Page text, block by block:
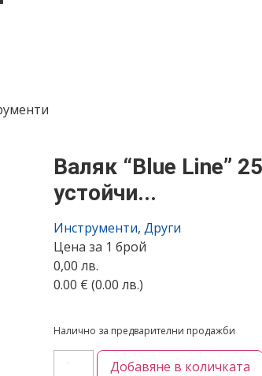
Валяк “Blue Line”
устойчи...
Инструменти, Други
Цена за 1 брой
0,00 лв.
0.00 € (0.00 лв.)
Налично за предварителни продажби
Добавяне в количката